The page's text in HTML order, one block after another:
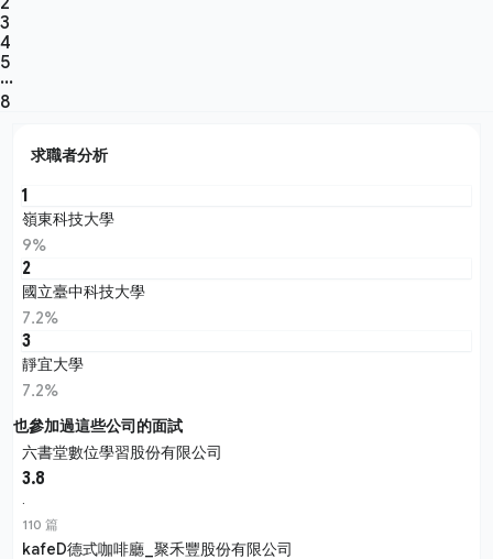
3
4
5
···
8
求職者分析
1
嶺東科技大學
9%
2
國立臺中科技大學
7.2%
3
靜宜大學
7.2%
也參加過這些公司的面試
六書堂數位學習股份有限公司
3.8
·
110 篇
kafeD德式咖啡廳_聚禾豐股份有限公司